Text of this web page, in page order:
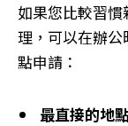
如果您比較習
理，可以在辦
點申請：
最直接的地